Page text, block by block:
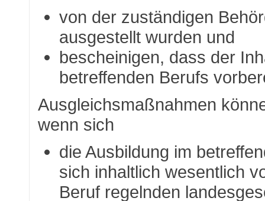
von der zuständigen
ausgestellt wurden und
bescheinigen, dass der
betreffenden Berufs
Ausgleichsmaßnahmen
wenn sich
die Ausbildung im
sich inhaltlich wesentlich
Beruf regelnden